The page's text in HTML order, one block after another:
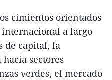
cimientos orientados
a largo
de capital, la
sectores
verdes, el mercado